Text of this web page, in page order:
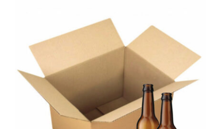
AJOUTER AU PANIER
/
DÉTAILS